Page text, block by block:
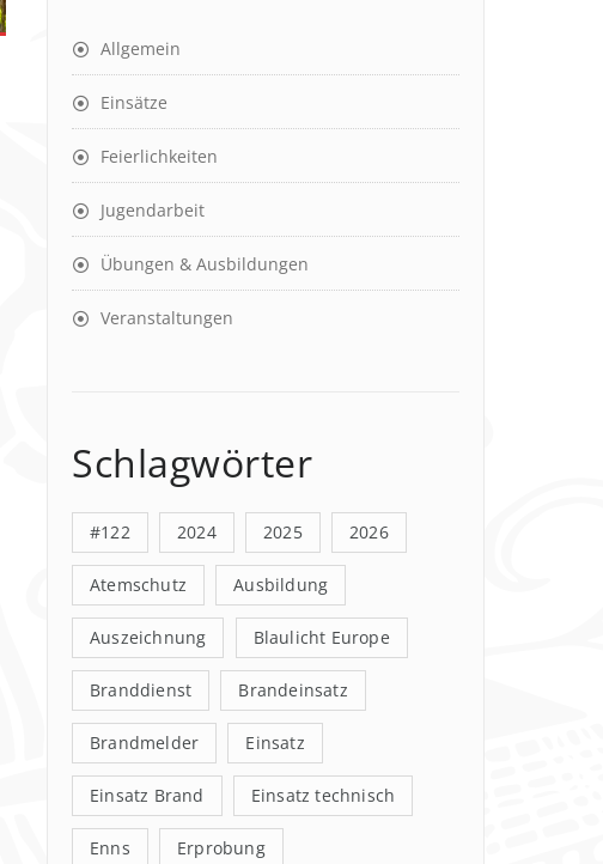
Allgemein
Einsätze
Feierlichkeiten
Jugendarbeit
Übungen & Ausbildungen
Veranstaltungen
Schlagwörter
#122 2024 2025 2026
Atemschutz Ausbildung
Auszeichnung Blaulicht Europe
Branddienst Brandeinsatz
Brandmelder Einsatz
Einsatz Brand Einsatz technisch
Enns Erprobung